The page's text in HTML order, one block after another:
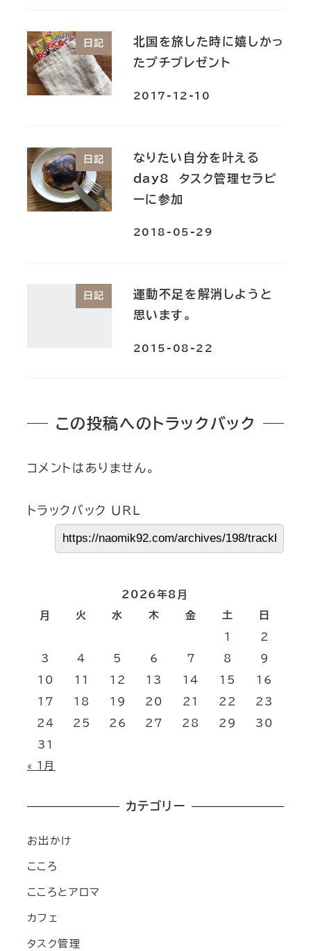
日記
北国を旅した時に嬉しかっ
たプチプレゼント
2017-12-10
日記
なりたい自分を叶える
day8 タスク管理セラピ
ーに参加
2018-05-29
日記
運動不足を解消しようと
思います。
2015-08-22
この投稿へのトラックバック
コメントはありません。
トラックバック URL
2026年8月
月
火 水 木 金 土 日
1 2
3 4 5 6 7 8 9
10 11 12 13 14 15 16
17 18 19 20 21 22 23
24 25 26 27 28 29 30
31
« 1月
カテゴリー
お出かけ
こころ
こころとアロマ
カフェ
タスク管理